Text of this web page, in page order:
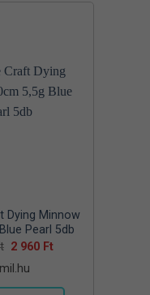
Dying Minnow
Pearl 5db
Original
was:
289 Ft.
2 960 FtCurrent
960 Ft.